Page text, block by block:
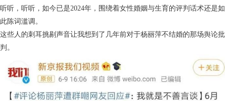
听听，听听，如今已是2024年，围绕着女性婚姻与生育的评判话术还是如
此陈词滥调。
这些人的刺耳挑剔声音让我想到了几年前对于杨丽萍不结婚的那场舆论批
判。